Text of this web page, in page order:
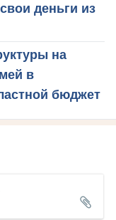
деньги из
на
в
бюджет